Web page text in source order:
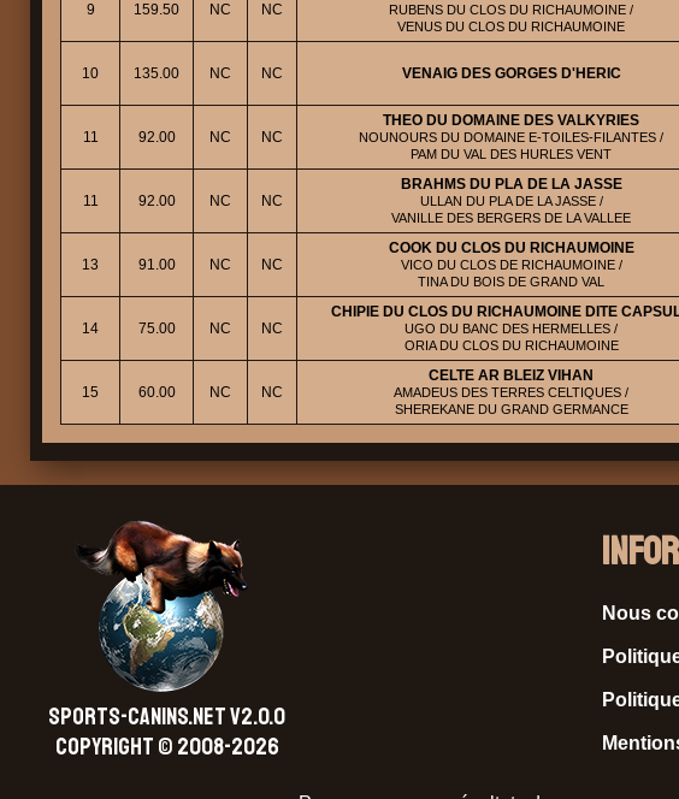
9 159.50 NC NC
RUBENS DU CLOS DU RICHAUMOINE /
VENUS DU CLOS DU RICHAUMOINE
10 135.00 NC NC VENAIG DES GORGES D'HERIC
11 92.00 NC NC
THEO DU DOMAINE DES VALKYRIES
NOUNOURS DU DOMAINE E-TOILES-FILANTES /
PAM DU VAL DES HURLES VENT
11 92.00 NC NC
BRAHMS DU PLA DE LA JASSE
ULLAN DU PLA DE LA JASSE /
VANILLE DES BERGERS DE LA VALLEE
13 91.00 NC NC
COOK DU CLOS DU RICHAUMOINE
VICO DU CLOS DE RICHAUMOINE /
TINA DU BOIS DE GRAND VAL
14 75.00 NC NC
CHIPIE DU CLOS DU RICHAUMOINE DITE
UGO DU BANC DES HERMELLES /
ORIA DU CLOS DU RICHAUMOINE
15 60.00 NC NC
CELTE AR BLEIZ VIHAN
AMADEUS DES TERRES CELTIQUES /
SHEREKANE DU GRAND GERMANCE
SPORTS-CANINS.NET V2.0.0
Copyright © 2008-2026
Nous